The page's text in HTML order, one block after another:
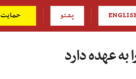
پشتو حمایت